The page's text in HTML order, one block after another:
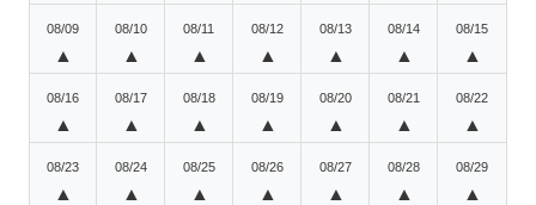
08/09
▲
08/10
▲
08/11
▲
08/12
▲
08/13
▲
08/14
▲
08/15
▲
08/16
▲
08/17
▲
08/18
▲
08/19
▲
08/20
▲
08/21
▲
08/22
▲
08/23
▲
08/24
▲
08/25
▲
08/26
▲
08/27
▲
08/28
▲
08/29
▲